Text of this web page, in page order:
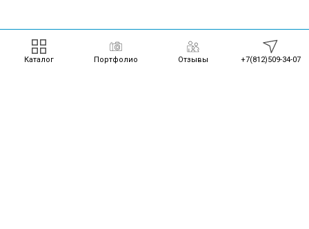
Каталог Портфолио Отзывы +7(812)509-34-07